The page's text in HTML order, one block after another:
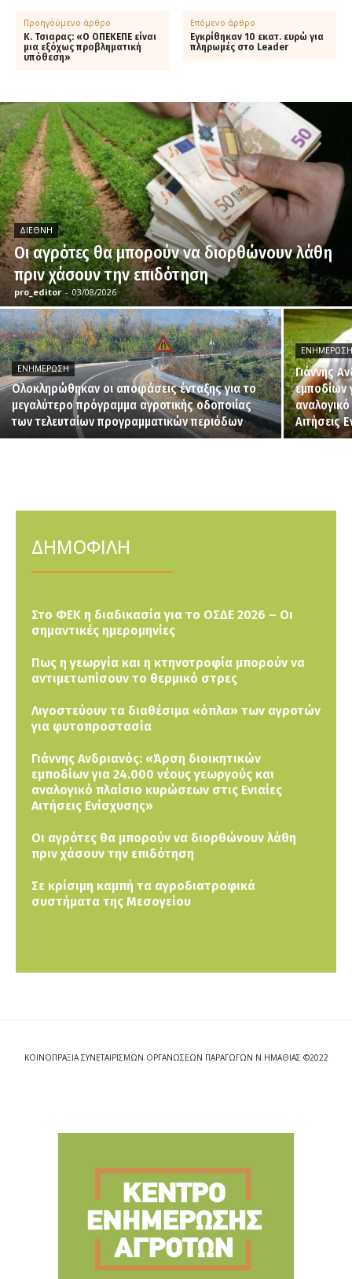
Προηγούμενο άρθρο
Κ. Τσιαρας: «Ο ΟΠΕΚΕΠΕ είναι
μια εξόχως προβληματική
υπόθεση»
Επόμενο άρθρο
Εγκρίθηκαν 10 εκατ. ευρώ για
πληρωμές στο Leader
ΔΙΕΘΝΉ
Οι αγρότες θα μπορούν να διορθώνουν λάθη
πριν χάσουν την επιδότηση
pro_editor - 03/08/2026
ΕΝΗΜΈΡΩΣΗ
Ολοκληρώθηκαν οι αποφάσεις ένταξης για το
μεγαλύτερο πρόγραμμα αγροτικής οδοποιίας
των τελευταίων προγραμματικών περιόδων
Γιάννης
εμποδίων
Αιτήσεις
ΔΗΜΟΦΙΛΗ
Στο ΦΕΚ η διαδικασία για το ΟΣΔΕ 2026 – Οι
σημαντικές ημερομηνίες
Πως η γεωργία και η κτηνοτροφία μπορούν να
αντιμετωπίσουν το θερμικό στρες
Λιγοστεύουν τα διαθέσιμα «όπλα» των αγροτών
για φυτοπροστασία
Γιάννης Ανδριανός: «Άρση διοικητικών
εμποδίων για 24.000 νέους γεωργούς και
αναλογικό πλαίσιο κυρώσεων στις Ενιαίες
Αιτήσεις Ενίσχυσης»
Οι αγρότες θα μπορούν να διορθώνουν λάθη
πριν χάσουν την επιδότηση
Σε κρίσιμη καμπή τα αγροδιατροφικά
συστήματα της Μεσογείου
ΚΟΙΝΟΠΡΑΞΙΑ ΣΥΝΕΤΑΙΡΙΣΜΩΝ ΟΡΓΑΝΩΣΕΩΝ ΠΑΡΑΓΩΓΩΝ Ν.ΗΜΑΘΙΑΣ ©2022